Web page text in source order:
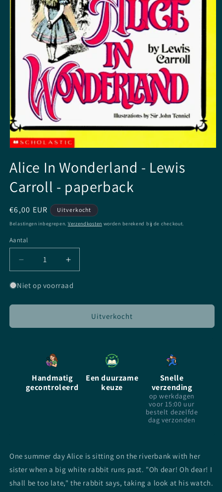
openen
in
modaal
Alice In Wonderland - Lewis
Carroll - paperback
Normale
prijs
€6,00 EUR Uitverkocht
Belastingen inbegrepen. Verzendkosten worden berekend bij de checkout.
Aantal
Aantal
Aantal
verlagen
voor
In
-
paperback
Aantal
verhogen
voor
In
Wonderland
-
paperback
Niet op voorraad
Uitverkocht
Handmatig
gecontroleerd
Een duurzame
keuze
Snelle
verzending
op werkdagen
voor 15:00 uur
bestelt dezelfde
dag verzonden
One summer day Alice is sitting on the riverbank with her
sister when a big white rabbit runs past. "Oh dear! Oh dear! I
shall be too late," the rabbit says, taking a look at his watch.